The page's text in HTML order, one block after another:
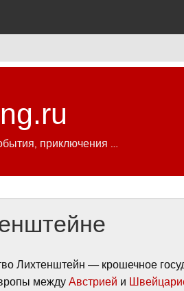
приключения …
Лихтенштейн — крошечное
междуАвстрией и